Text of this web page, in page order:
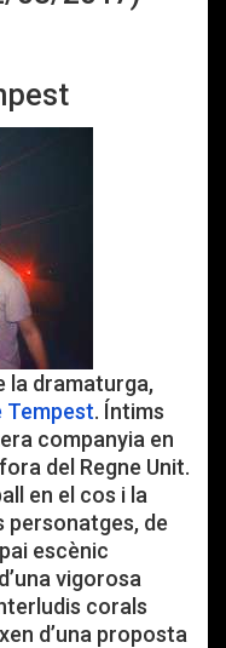
la dramaturga,
Tempest. Íntims
companyia en
del Regne Unit.
en el cos i la
de
escènic
vigorosa
corals
d’una proposta